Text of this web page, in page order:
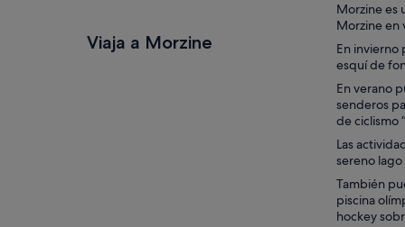
Morzine
Viaja a Morzine
Morzine es
Morzine en
En invierno
esquí de
En verano
senderos
de ciclismo
Las
sereno
También
piscina
hockey